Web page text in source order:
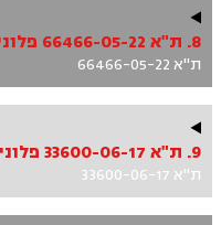
8. ת"א 66466-05-22 פלוני נ' עיריית יבנה
ת"א 66466-05-22
ת"א 33600-06-17